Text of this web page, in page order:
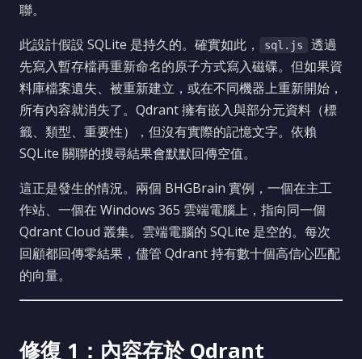
聯。
此設計假設 SQLite 是持久的。確實如此，
sql.js
透過
先寫入暫存檔再重新命名的原子方式寫入磁碟。但如果資
料庫檔案遺失、被重新建立，或在不同機器上重新開始，
所有內容就消失了。Qdrant 擁有嵌入與部分元資料（標
籤、類型、重要性），但沒有實際的記憶文字。依賴
SQLite 關聯的搜尋結果會默默回傳空值。
這正是發生的情況。兩個 BHGBrain 實例，一個在主工
作站、一個在 Windows 365 雲端電腦上，指向同一個
Qdrant Cloud 叢集。雲端電腦的 SQLite 是空的。每次
回顧都回傳零結果，儘管 Qdrant 持有數十個高信心匹配
的向量。
修復 1：內容存於 Qdrant